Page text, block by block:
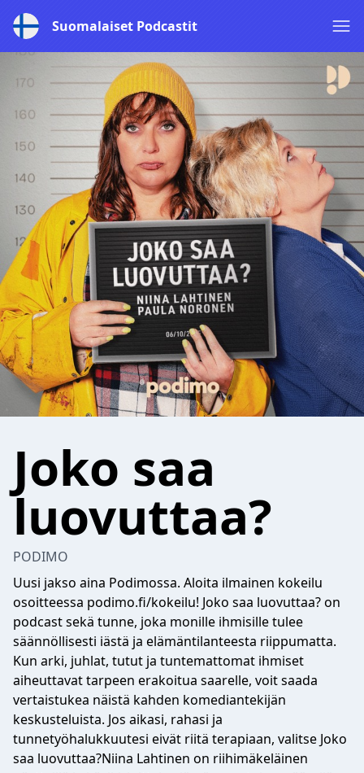
Suomalaiset Podcastit
Joko saa
luovuttaa?
PODIMO
Uusi jakso aina Podimossa. Aloita ilmainen kokeilu
osoitteessa podimo.fi/kokeilu! Joko saa luovuttaa? on
podcast sekä tunne, joka monille ihmisille tulee
säännöllisesti iästä ja elämäntilanteesta riippumatta.
Kun arki, juhlat, tutut ja tuntemattomat ihmiset
aiheuttavat tarpeen erakoitua saarelle, voit saada
vertaistukea näistä kahden komediantekijän
keskusteluista. Jos aikasi, rahasi ja
tunnetyöhalukkuutesi eivät riitä terapiaan, valitse Joko
saa luovuttaa?Niina Lahtinen on riihimäkeläinen